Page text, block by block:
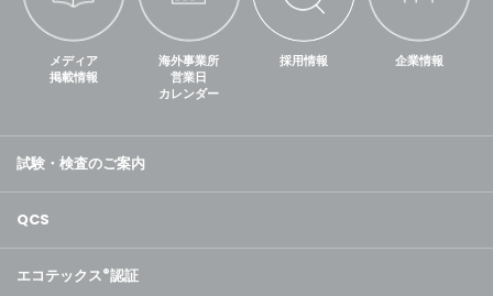
メディア
掲載情報
海外事業所
営業日
カレンダー
採用情報 企業情報
試験・検査のご案内
QCS
エコテックス®認証